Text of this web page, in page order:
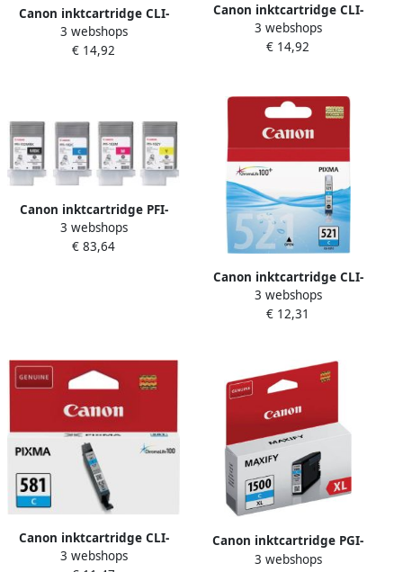
Canon inktcartridge CLI-
581C XL 170 foto&apos;s
OEM 2049C001 cyaan
3 webshops
€ 14,92
Canon inktcartridge CLI-
581PB XL 505 foto&apos;s
OEM 2053C001 photo blue
3 webshops
€ 14,92
Canon inktcartridge PFI-
102C 130 ml OEM 0896B001
cyaan
3 webshops
€ 83,64
Canon inktcartridge CLI-
521C 448 pagina&apos;s
OEM 2934B001 cyaan
3 webshops
€ 12,31
Canon inktcartridge CLI-
581C 250 foto&apos;s OEM
3 webshops
Canon inktcartridge PGI-
1500XL 1.020
3 webshops